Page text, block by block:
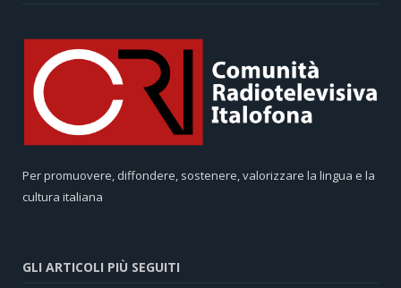
Per promuovere, diffondere, sostenere, valorizzare la lingua e la
cultura italiana
GLI ARTICOLI PIÙ SEGUITI